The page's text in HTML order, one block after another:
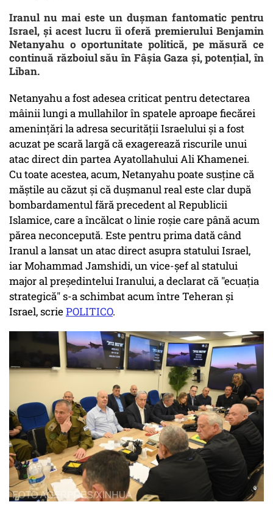
Iranul nu mai este un dușman fantomatic pentru
Israel, și acest lucru îi oferă premierului Benjamin
Netanyahu o oportunitate politică, pe măsură ce
continuă războiul său în Fâșia Gaza și, potențial, în
Liban.
Netanyahu a fost adesea criticat pentru detectarea
mâinii lungi a mullahilor în spatele aproape fiecărei
amenințări la adresa securității Israelului și a fost
acuzat pe scară largă că exagerează riscurile unui
atac direct din partea Ayatollahului Ali Khamenei.
Cu toate acestea, acum, Netanyahu poate susține că
măștile au căzut și că dușmanul real este clar după
bombardamentul fără precedent al Republicii
Islamice, care a încălcat o linie roșie care până acum
părea neconcepută. Este pentru prima dată când
Iranul a lansat un atac direct asupra statului Israel,
iar Mohammad Jamshidi, un vice-șef al statului
major al președintelui Iranului, a declarat că "ecuația
strategică" s-a schimbat acum între Teheran și
Israel, scriePOLITICO.